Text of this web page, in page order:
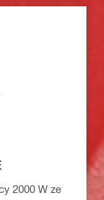
2000 W ze